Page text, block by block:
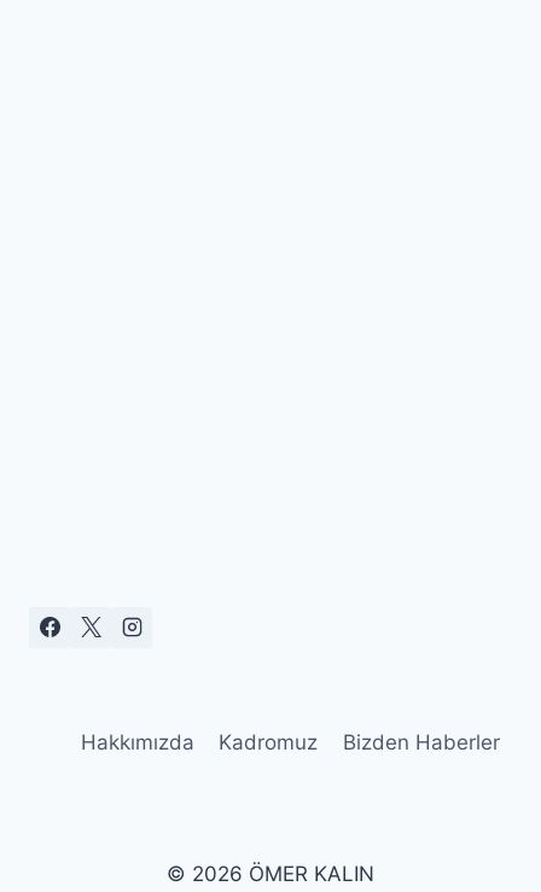
Hakkımızda Kadromuz Bizden Haberler
© 2026 ÖMER KALIN